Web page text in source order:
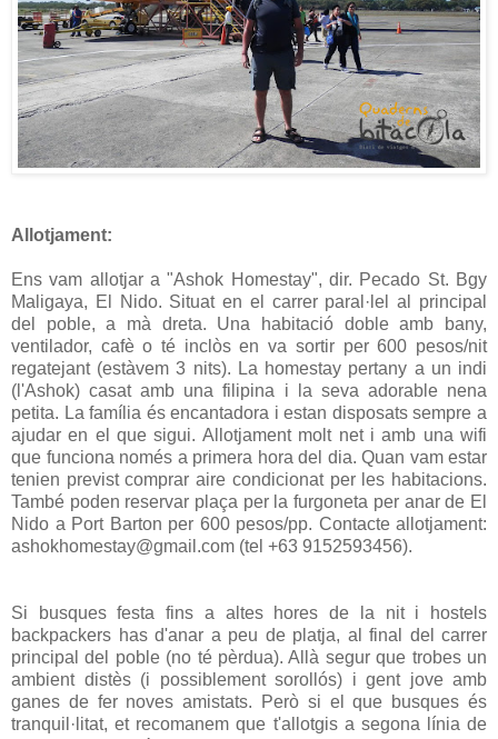
Allotjament:
Ens vam allotjar a "Ashok Homestay", dir. Pecado St. Bgy
Maligaya, El Nido. Situat en el carrer paral·lel al principal
del poble, a mà dreta. Una habitació doble amb bany,
ventilador, cafè o té inclòs en va sortir per 600 pesos/nit
regatejant (estàvem 3 nits). La homestay pertany a un indi
(l'Ashok) casat amb una filipina i la seva adorable nena
petita. La família és encantadora i estan disposats sempre a
ajudar en el que sigui. Allotjament molt net i amb una wifi
que funciona només a primera hora del dia. Quan vam estar
tenien previst comprar aire condicionat per les habitacions.
També poden reservar plaça per la furgoneta per anar de El
Nido a Port Barton per 600 pesos/pp. Contacte allotjament:
ashokhomestay@gmail.com (tel +63 9152593456).
Si busques festa fins a altes hores de la nit i hostels
backpackers has d'anar a peu de platja, al final del carrer
principal del poble (no té pèrdua). Allà segur que trobes un
ambient distès (i possiblement sorollós) i gent jove amb
ganes de fer noves amistats. Però si el que busques és
tranquil·litat, et recomanem que t'allotgis a segona línia de